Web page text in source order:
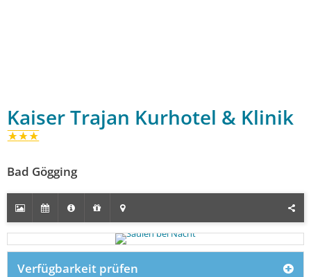
Kaiser Trajan Kurhotel & Klinik
Bad Gögging
Verfügbarkeit prüfen